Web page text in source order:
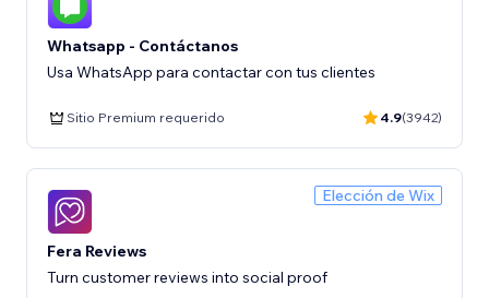
Whatsapp - Contáctanos
Usa WhatsApp para contactar con tus clientes
Sitio Premium requerido 4.9(3942)
Elección de Wix
Fera Reviews
Turn customer reviews into social proof